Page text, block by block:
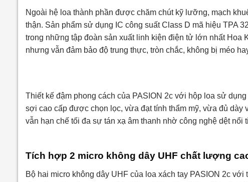
Ngoài hệ loa thành phần được chăm chút kỹ lưỡng, mạch
thận. Sản phẩm sử dụng IC công suất Class D mã hiệu TPA
trong những tập đoàn sản xuất linh kiện điện tử lớn nhất Hoa
nhưng vẫn đảm bảo độ trung thực, tròn chắc, không bị méo
Thiết kế đậm phong cách của PASION 2c với hộp loa sử
sợi cao cấp được chọn lọc, vừa đạt tính thẩm mỹ, vừa đủ dày
vẫn hạn chế tối đa sự tán xạ âm thanh nhờ công nghệ dệt
Tích hợp 2 micro không dây UHF chất lượng
Bộ hai micro không dây UHF của loa xách tay PASION 2c